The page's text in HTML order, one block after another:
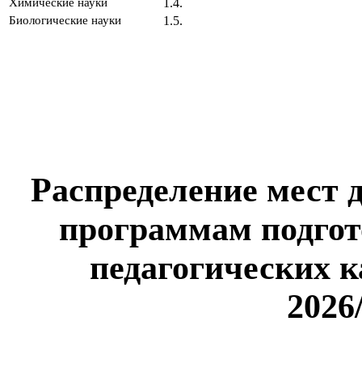
1.4.
Биологические науки 1.5.
Распределение мест
программам
педагогических